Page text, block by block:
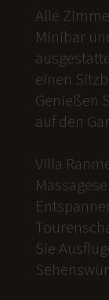
Alle
Minibar
einen
Genießen
auf den
Villa
Sie